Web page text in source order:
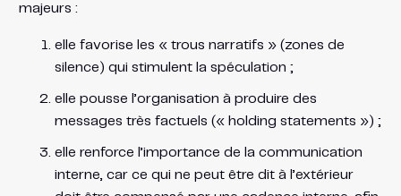
majeurs :
elle favorise les « trous narratifs » (zones de
silence) qui stimulent la spéculation ;
elle pousse l’organisation à produire des
messages très factuels (« holding statements ») ;
elle renforce l’importance de la communication
interne, car ce qui ne peut être dit à l’extérieur